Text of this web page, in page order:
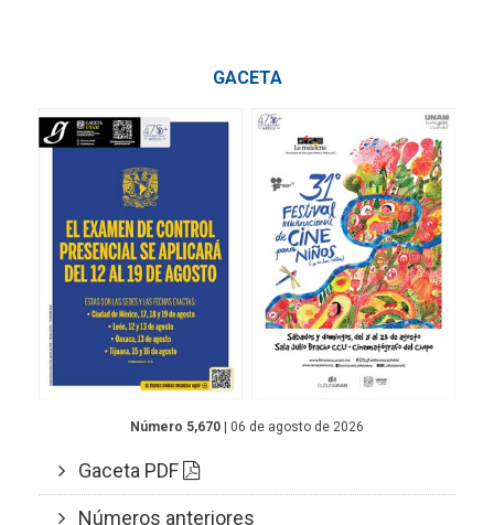
GACETA
Número 5,670 | 06 de agosto de 2026
Gaceta PDF
Números anteriores